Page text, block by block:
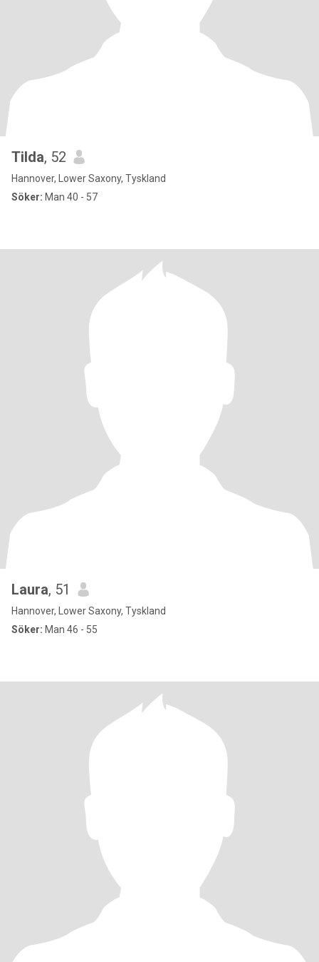
Tilda, 52
Hannover, Lower Saxony, Tyskland
Söker: Man 40 - 57
Laura, 51
Hannover, Lower Saxony, Tyskland
Söker: Man 46 - 55